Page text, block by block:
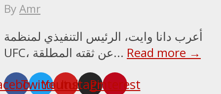
ByAmr
أعرب دانا وايت، الرئيس التنفيذي لمنظمة
UFC، عن ثقته المطلقة... Read more →
TwitterYoutube
Instagram
Pinterest